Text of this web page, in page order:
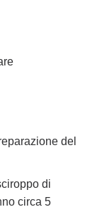
del
di
circa 5